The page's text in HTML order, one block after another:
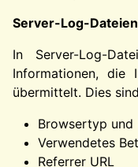
Server-Log-Dateien
In Server-Log-
Informationen, die
übermittelt. Dies
Browsertyp und
Verwendetes
Referrer URL